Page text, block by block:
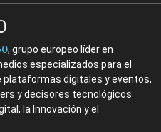
, grupo europeo líder en
especializados para el
digitales y eventos,
y decisores tecnológicos
la Innovación y el